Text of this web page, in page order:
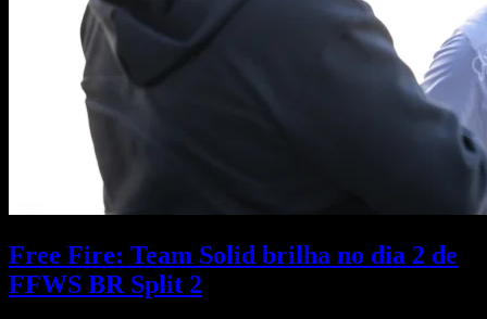
Free Fire: Team Solid brilha no dia 2 de
FFWS BR Split 2